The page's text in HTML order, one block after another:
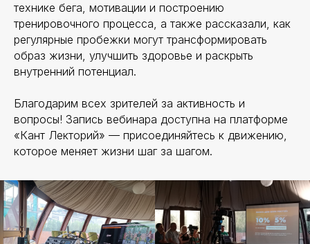
технике бега, мотивации и построению
тренировочного процесса, а также рассказали, как
регулярные пробежки могут трансформировать
образ жизни, улучшить здоровье и раскрыть
внутренний потенциал.
Благодарим всех зрителей за активность и
вопросы! Запись вебинара доступна на платформе
«Кант Лекторий» — присоединяйтесь к движению,
которое меняет жизни шаг за шагом.